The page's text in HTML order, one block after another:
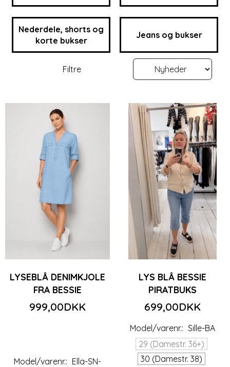
Nederdele, shorts og
korte bukser
Jeans og bukser
Filtre
LYSEBLÅ DENIMKJOLE
FRA BESSIE
999,00DKK
Model/varenr.: Ella-SN-
LYS BLÅ BESSIE
PIRATBUKS
699,00DKK
Model/varenr.: Sille-BA
29 (Damestr. 36+)
30 (Damestr. 38)